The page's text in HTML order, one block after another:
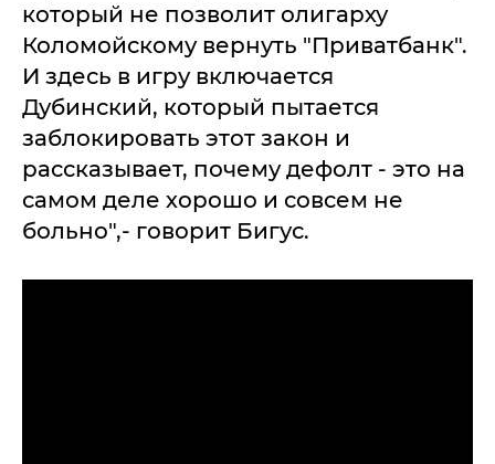
который не позволит олигарху
Коломойскому вернуть "Приватбанк".
И здесь в игру включается
Дубинский, который пытается
заблокировать этот закон и
рассказывает, почему дефолт - это на
самом деле хорошо и совсем не
больно",- говорит Бигус.